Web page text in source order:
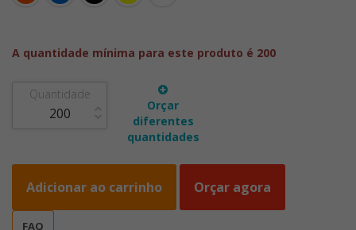
A quantidade mínima para este produto é 200
Quantidade
Orçar
diferentes
quantidades
Adicionar ao carrinho Orçar agora
FAQ